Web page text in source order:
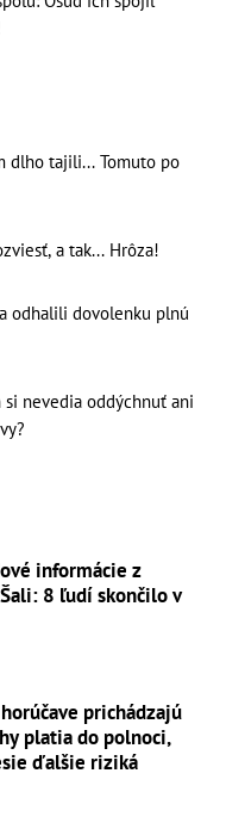
dlho tajili... Tomuto po
a tak... Hrôza!
odhalili dovolenku plnú
nevedia oddýchnuť ani
informácie z
8 ľudí skončilo v
prichádzajú
platia do polnoci,
ďalšie riziká